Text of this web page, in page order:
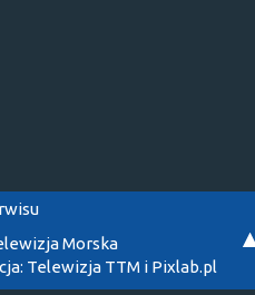
Morska
Telewizja TTM i Pixlab.pl